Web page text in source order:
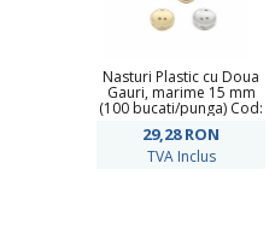
Nasturi Plastic cu Doua
Gauri, marime 15 mm
(100 bucati/punga) Cod:
29,28RON
TVA Inclus